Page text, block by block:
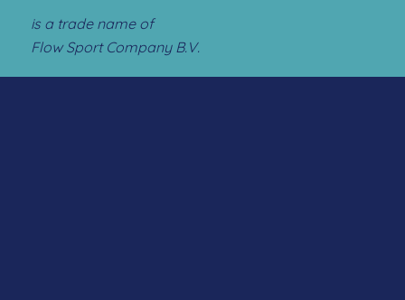
is a trade name of
Flow Sport Company B.V.